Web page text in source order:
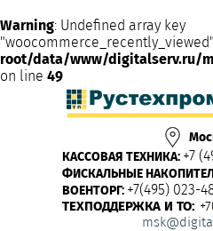
Warning: Undefined array key
root/data/www/digitalserv.ru/
on line 49
КАССОВАЯ ТЕХНИКА: +7
ФИСКАЛЬНЫЕ
ВОЕНТОРГ: +7(495) 023-
ТЕХПОДДЕРЖКА И ТО: